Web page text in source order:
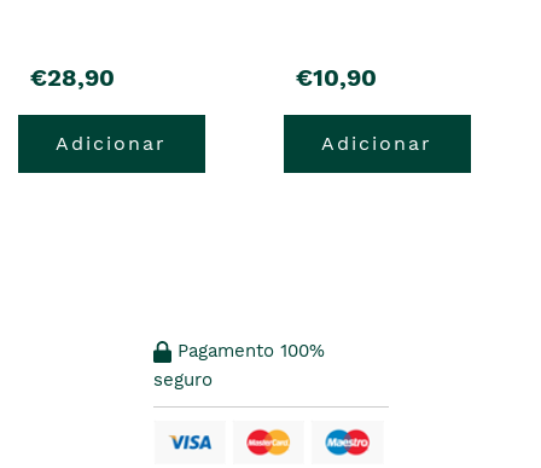
€28,90
Adicionar
€10,90
Adicionar
Pagamento 100%
seguro